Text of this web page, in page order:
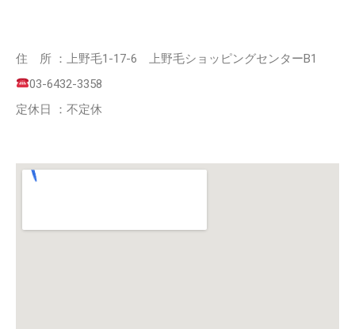
住 所 ：上野毛1-17-6 上野毛ショッピングセンターB1
03-6432-3358
定休日 ：不定休